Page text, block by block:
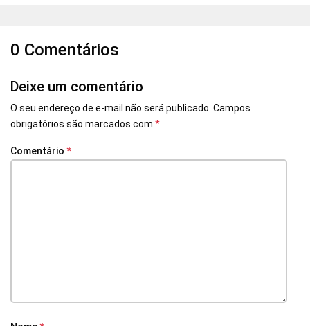
0 Comentários
Deixe um comentário
O seu endereço de e-mail não será publicado. Campos
obrigatórios são marcados com *
Comentário *